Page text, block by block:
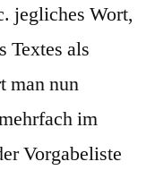
jegliches Wort,
Textes als
man nun
im
Vorgabeliste